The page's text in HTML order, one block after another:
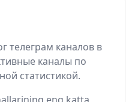
телеграм каналов в
каналы по
статистикой.